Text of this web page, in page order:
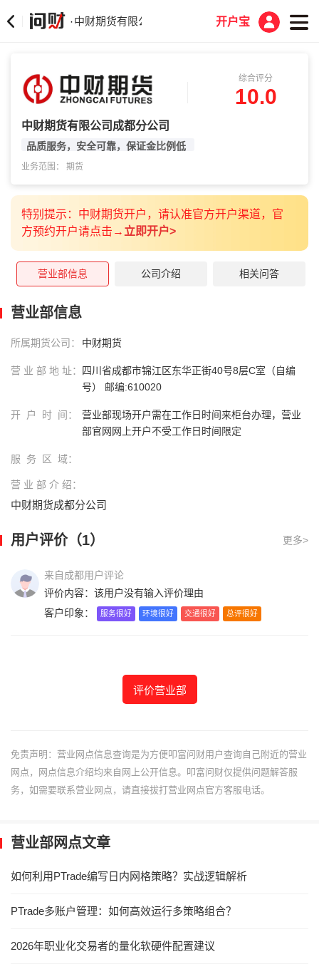
·中财期货有限公司成都分公司 开户宝
综合评分
10.0
中财期货有限公司成都分公司
品质服务，安全可靠，保证金比例低
业务范围： 期货
特别提示：中财期货开户，请认准官方开户渠道，官
方预约开户请点击→ 立即开户>
营业部信息 公司介绍 相关问答
营业部信息
所属期货公司： 中财期货
营 业 部 地 址：
四川省成都市锦江区东华正街40号8层C室（自编
号） 邮编:610020
开 户 时 间：
营业部现场开户需在工作日时间来柜台办理，营业
部官网网上开户不受工作日时间限定
服 务 区 域：
营 业 部 介 绍：
中财期货成都分公司
用户评价（1） 更多>
来自成都用户评论
评价内容：该用户没有输入评价理由
客户印象：
服务很好 环境很好 交通很好 总评很好
评价营业部
免责声明：营业网点信息查询是为方便叩富问财用户查询自己附近的营业
网点，网点信息介绍均来自网上公开信息。叩富问财仅提供问题解答服
务，如需要联系营业网点，请直接拔打营业网点官方客服电话。
营业部网点文章
如何利用PTrade编写日内网格策略？实战逻辑解析
PTrade多账户管理：如何高效运行多策略组合？
2026年职业化交易者的量化软硬件配置建议